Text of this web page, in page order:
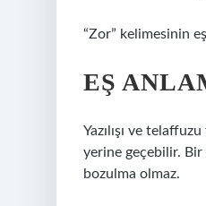
“Zor” kelimesinin
EŞ
Yazılışı ve
yerine geçebilir. Bir
bozulma olmaz.